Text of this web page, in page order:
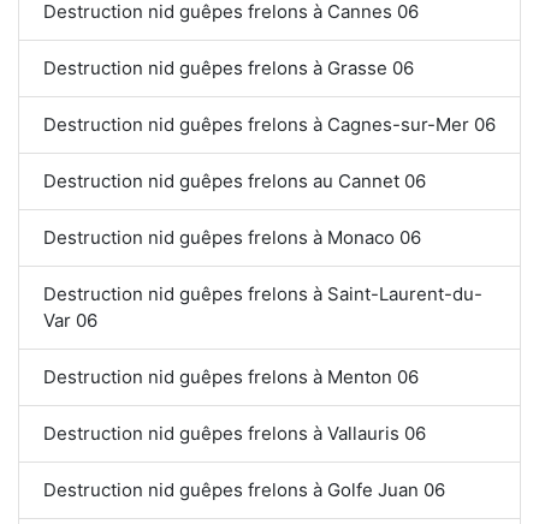
Destruction nid guêpes frelons à Cannes 06
Destruction nid guêpes frelons à Grasse 06
Destruction nid guêpes frelons à Cagnes-sur-Mer 06
Destruction nid guêpes frelons au Cannet 06
Destruction nid guêpes frelons à Monaco 06
Destruction nid guêpes frelons à Saint-Laurent-du-
Var 06
Destruction nid guêpes frelons à Menton 06
Destruction nid guêpes frelons à Vallauris 06
Destruction nid guêpes frelons à Golfe Juan 06